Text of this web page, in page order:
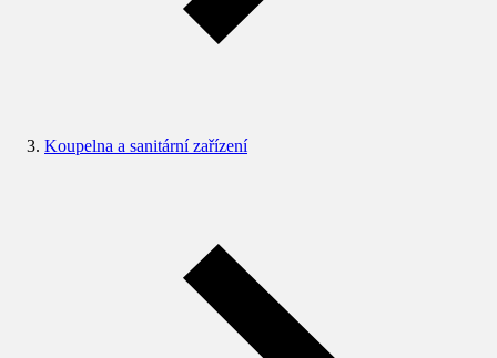
Koupelna a sanitární zařízení